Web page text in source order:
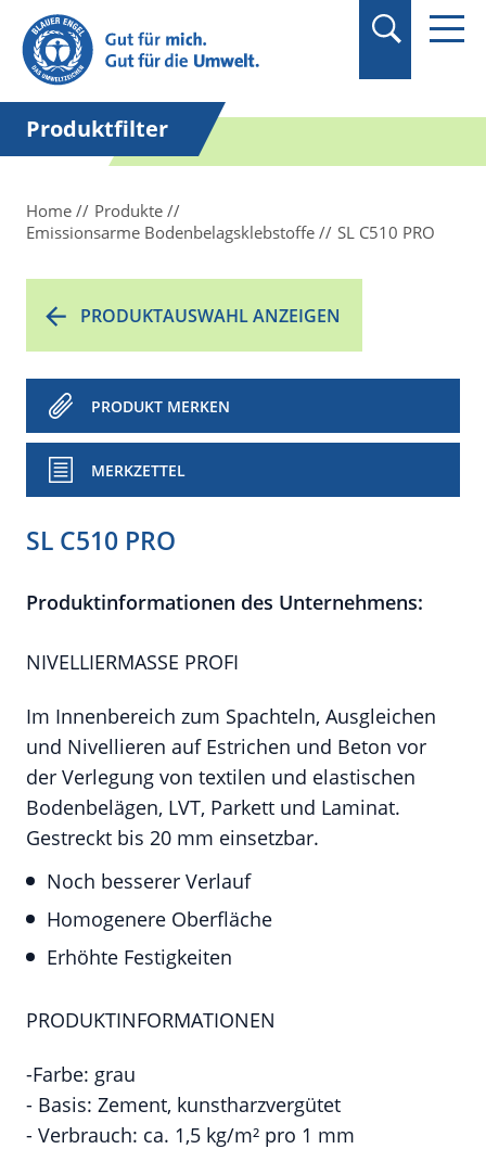
Suchbegriff in
Anführungszeichen
setzen.
Produktfilter
Home
Produkte
Emissionsarme Bodenbelagsklebstoffe
SL C510 PRO
PRODUKTAUSWAHL ANZEIGEN
PRODUKT MERKEN
MERKZETTEL
SL C510 PRO
Produktinformationen des Unternehmens:
NIVELLIERMASSE PROFI
Im Innenbereich zum Spachteln, Ausgleichen
und Nivellieren auf Estrichen und Beton vor
der Verlegung von textilen und elastischen
Bodenbelägen, LVT, Parkett und Laminat.
Gestreckt bis 20 mm einsetzbar.
Noch besserer Verlauf
Homogenere Oberfläche
Erhöhte Festigkeiten
PRODUKTINFORMATIONEN
-Farbe: grau
- Basis: Zement, kunstharzvergütet
- Verbrauch: ca. 1,5 kg/m² pro 1 mm